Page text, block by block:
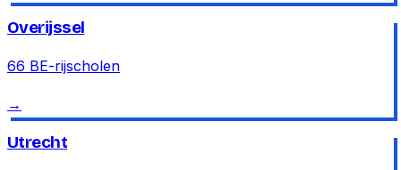
Overijssel
66 BE-rijscholen
→
Utrecht